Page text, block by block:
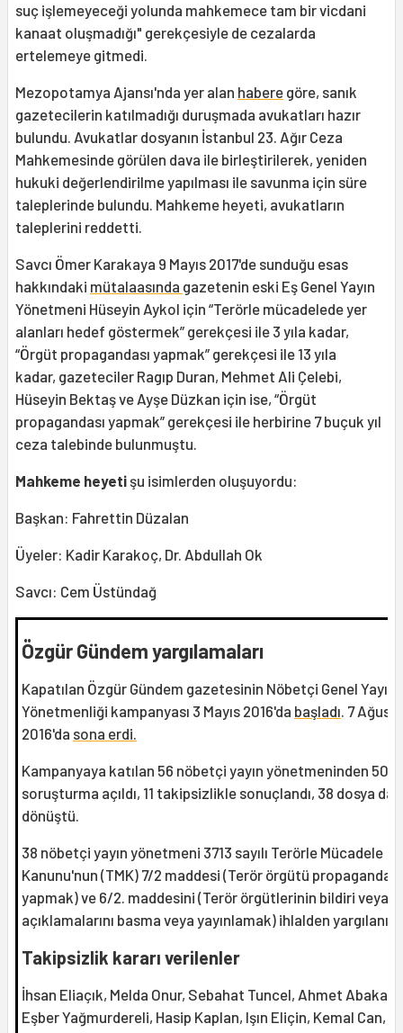
suç işlemeyeceği yolunda mahkemece tam bir vicdani
kanaat oluşmadığı" gerekçesiyle de cezalarda
ertelemeye gitmedi.
Mezopotamya Ajansı'nda yer alan habere göre, sanık
gazetecilerin katılmadığı duruşmada avukatları hazır
bulundu. Avukatlar dosyanın İstanbul 23. Ağır Ceza
Mahkemesinde görülen dava ile birleştirilerek, yeniden
hukuki değerlendirilme yapılması ile savunma için süre
taleplerinde bulundu. Mahkeme heyeti, avukatların
taleplerini reddetti.
Savcı Ömer Karakaya 9 Mayıs 2017'de sunduğu esas
hakkındaki mütalaasında gazetenin eski Eş Genel Yayın
Yönetmeni Hüseyin Aykol için “Terörle mücadelede yer
alanları hedef göstermek” gerekçesi ile 3 yıla kadar,
“Örgüt propagandası yapmak” gerekçesi ile 13 yıla
kadar, gazeteciler Ragıp Duran, Mehmet Ali Çelebi,
Hüseyin Bektaş ve Ayşe Düzkan için ise, “Örgüt
propagandası yapmak” gerekçesi ile herbirine 7 buçuk yıl
ceza talebinde bulunmuştu.
Mahkeme heyeti şu isimlerden oluşuyordu:
Başkan: Fahrettin Düzalan
Üyeler: Kadir Karakoç, Dr. Abdullah Ok
Savcı: Cem Üstündağ
Özgür Gündem yargılamaları
Kapatılan Özgür Gündem gazetesinin Nöbetçi Genel Yayın
Yönetmenliği kampanyası 3 Mayıs 2016'da başladı. 7
2016'da sona erdi.
Kampanyaya katılan 56 nöbetçi yayın yönetmeninden
soruşturma açıldı, 11 takipsizlikle sonuçlandı, 38 dosya
dönüştü.
38 nöbetçi yayın yönetmeni 3713 sayılı Terörle Mücadele
Kanunu'nun (TMK) 7/2 maddesi (Terör örgütü propagandası
yapmak) ve 6/2. maddesini (Terör örgütlerinin bildiri veya
açıklamalarını basma veya yayınlamak) ihlalden
Takipsizlik kararı verilenler
İhsan Eliaçık, Melda Onur, Sebahat Tuncel, Ahmet Abakay,
Eşber Yağmurdereli, Hasip Kaplan, Işın Eliçin, Kemal Can,